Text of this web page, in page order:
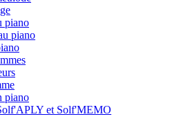
piano
piano
piano
et Solf'MEMO